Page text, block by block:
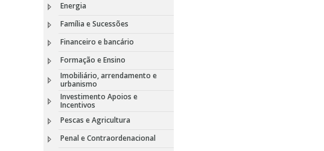
Energia
Família e Sucessões
Financeiro e bancário
Formação e Ensino
Imobiliário, arrendamento e
urbanismo
Investimento Apoios e
Incentivos
Pescas e Agricultura
Penal e Contraordenacional